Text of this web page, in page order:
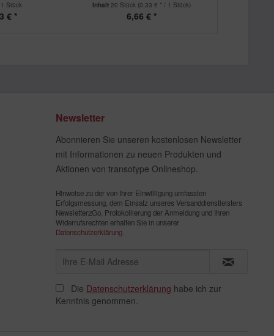
1 Stück
€ *
Inhalt 20 Stück (0,33 € * / 1 Stück)
6,66 € *
Newsletter
Abonnieren Sie unseren kostenlosen Newsletter
mit Informationen zu neuen Produkten und
Aktionen von transotype Onlineshop.
Hinweise zu der von Ihrer Einwilligung umfassten
Erfolgsmessung, dem Einsatz unseres Versanddienstleisters
Newsletter2Go, Protokollierung der Anmeldung und Ihren
Widerrufsrechten erhalten Sie in unserer
Datenschutzerklärung
Die Datenschutzerklärung habe ich zur
Kenntnis genommen.